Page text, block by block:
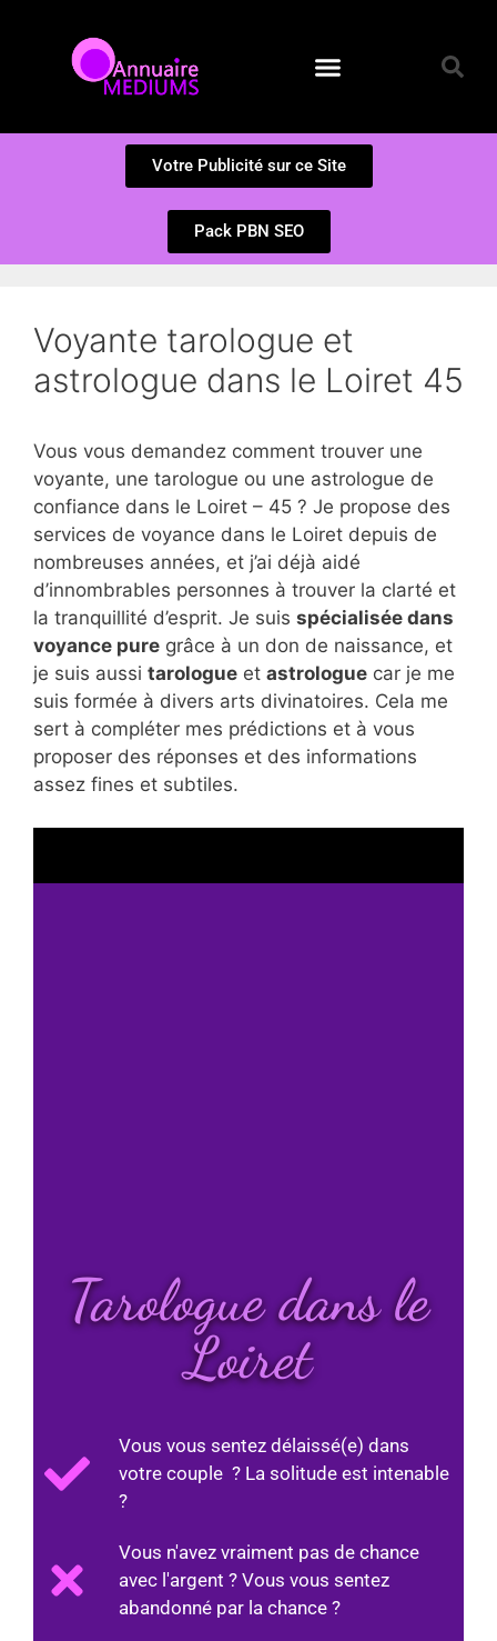
Votre Publicité sur ce Site
Pack PBN SEO
Voyante tarologue et
astrologue dans le Loiret 45
Vous vous demandez comment trouver une
voyante, une tarologue ou une astrologue de
confiance dans le Loiret – 45 ? Je propose des
services de voyance dans le Loiret depuis de
nombreuses années, et j’ai déjà aidé
d’innombrables personnes à trouver la clarté et
la tranquillité d’esprit. Je suis spécialisée dans
voyance pure grâce à un don de naissance, et
je suis aussi tarologue et astrologue car je me
suis formée à divers arts divinatoires. Cela me
sert à compléter mes prédictions et à vous
proposer des réponses et des informations
assez fines et subtiles.
Tarologue dans le
Loiret
Vous vous sentez délaissé(e) dans
votre couple ? La solitude est intenable
?
Vous n'avez vraiment pas de chance
avec l'argent ? Vous vous sentez
abandonné par la chance ?